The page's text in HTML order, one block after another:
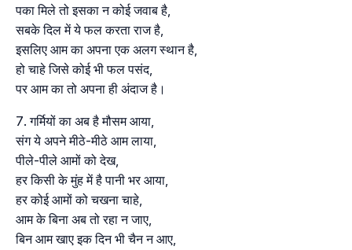
पका मिले तो इसका न कोई जवाब है,
सबके दिल में ये फल करता राज है,
इसलिए आम का अपना एक अलग स्थान है,
हो चाहे जिसे कोई भी फल पसंद,
पर आम का तो अपना ही अंदाज है।
गर्मियों का अब है मौसम आया,
संग ये अपने मीठे-मीठे आम लाया,
पीले-पीले आमों को देख,
हर किसी के मुंह में है पानी भर आया,
हर कोई आमों को चखना चाहे,
आम के बिना अब तो रहा न जाए,
बिन आम खाए इक दिन भी चैन न आए,